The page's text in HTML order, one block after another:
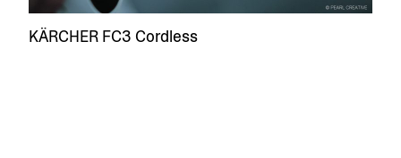
KÄRCHER FC3 Cordless